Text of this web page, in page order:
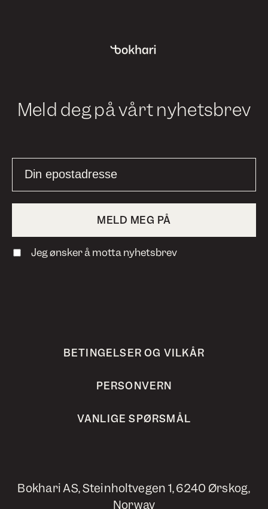
Meld deg på vårt nyhetsbrev
Jeg ønsker å motta nyhetsbrev
BETINGELSER OG VILKÅR
PERSONVERN
VANLIGE SPØRSMÅL
Bokhari AS, Steinholtvegen 1, 6240 Ørskog,
Norway